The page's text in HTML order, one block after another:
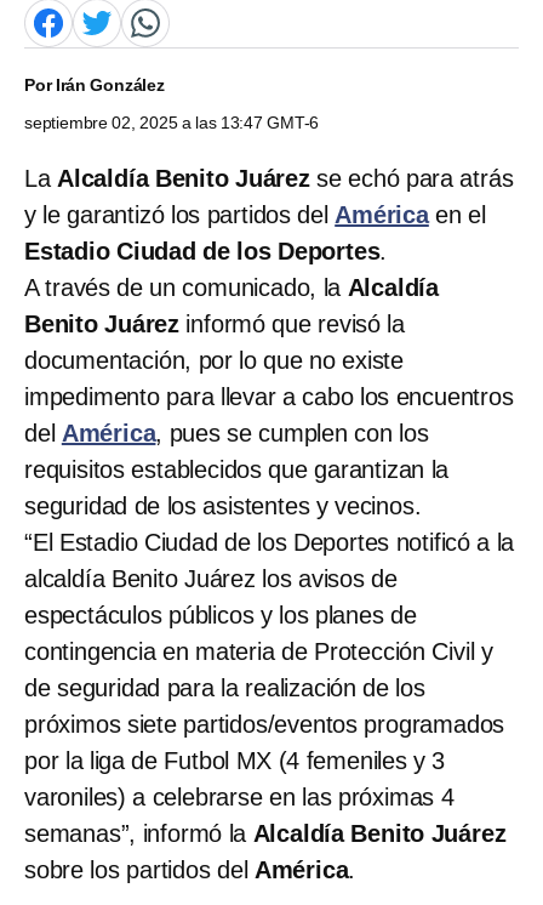
PorIrán González
septiembre 02, 2025 a las 13:47 GMT-6
La Alcaldía Benito Juárezse echó para atrás
y le garantizó los partidos del América en el
Estadio Ciudad de los Deportes.
A través de un comunicado, la Alcaldía
Benito Juárez informó que revisó la
documentación, por lo que no existe
impedimento para llevar a cabo los encuentros
del América, pues se cumplen con los
requisitos establecidos que garantizan la
seguridad de los asistentes y vecinos.
“El Estadio Ciudad de los Deportes notificó a la
alcaldía Benito Juárez los avisos de
espectáculos públicos y los planes de
contingencia en materia de Protección Civil y
de seguridad para la realización de los
próximos siete partidos/eventos programados
por la liga de Futbol MX (4 femeniles y 3
varoniles) a celebrarse en las próximas 4
semanas”, informó la Alcaldía Benito Juárez
sobre los partidos del América.